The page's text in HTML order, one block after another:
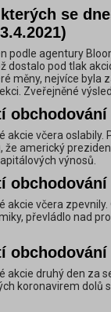
se
podle agentury
dostalo pod tlak
měny, nejvíce byla
Zveřejněné
obchodování
akcie včera oslabily.
že americký
výnosů.
obchodování
akcie včera
převládlo nad
obchodování
akcie druhý den za
koronavirem dolů